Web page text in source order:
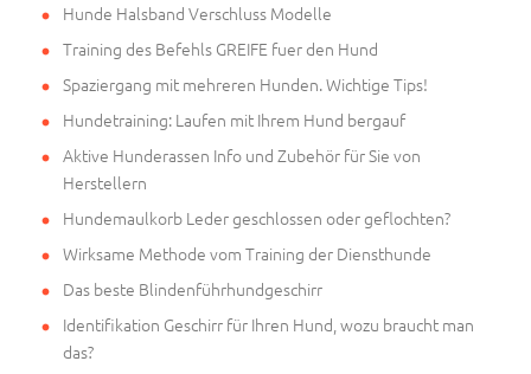
Hunde Halsband Verschluss Modelle
Training des Befehls GREIFE fuer den Hund
Spaziergang mit mehreren Hunden. Wichtige Tips!
Hundetraining: Laufen mit Ihrem Hund bergauf
Aktive Hunderassen Info und Zubehör für Sie von
Herstellern
Hundemaulkorb Leder geschlossen oder geflochten?
Wirksame Methode vom Training der Diensthunde
Das beste Blindenführhundgeschirr
Identifikation Geschirr für Ihren Hund, wozu braucht man
das?